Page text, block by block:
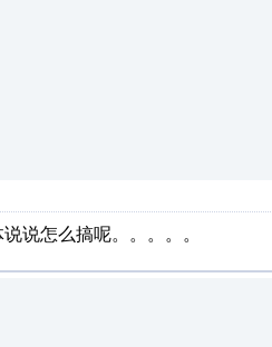
说怎么搞呢。。。。。